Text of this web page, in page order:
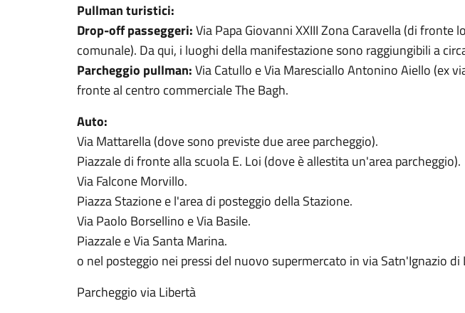
Pullman turistici:
Drop-off passeggeri:Via Papa Giovanni XXIII Zona Caravella (di fronte
comunale). Da qui, i luoghi della manifestazione sono raggiungibili a
Parcheggio pullman:Via Catullo e Via Maresciallo Antonino Aiello (ex
fronte al centro commerciale The Bagh.
Auto:
Via Mattarella (dove sono previste due aree parcheggio).
Piazzale di fronte alla scuola E. Loi (dove è allestita un'area parcheggio).
Via Falcone Morvillo.
Piazza Stazione e l'area di posteggio della Stazione.
Via Paolo Borsellino e Via Basile.
Piazzale e Via Santa Marina.
o nel posteggio nei pressi del nuovo supermercato in via Satn'Ignazio di
Parcheggio via Libertà